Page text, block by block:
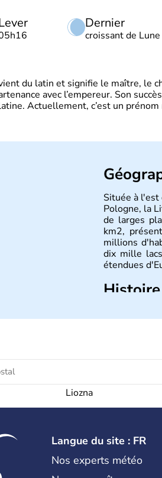
Dernier
croissant de Lune
du latin et signifie le maître, le
avec l’empereur. Son
Actuellement, c’est un
Située à l'est
Pologne, la
de larges
km2,
millions
dix mille
étendues
Liozna
Langue du site : FR
Nos experts météo